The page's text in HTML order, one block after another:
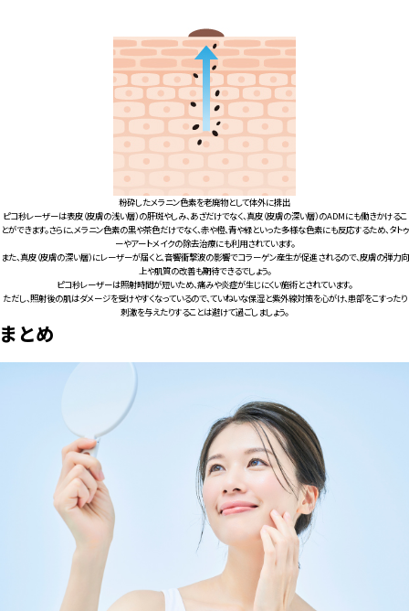
粉砕したメラニン色素を老廃物として体外に排出
ピコ秒レーザーは表皮（皮膚の浅い層）の肝斑やしみ、あざだけでなく、真皮（皮膚の深い層）のADMにも働きかけるこ
とができます。さらに、メラニン色素の黒や茶色だけでなく、赤や橙、青や緑といった多様な色素にも反応するため、タトゥ
ーやアートメイクの除去治療にも利用されています。
また、真皮（皮膚の深い層）にレーザーが届くと、音響衝撃波の影響でコラーゲン産生が促進されるので、皮膚の弾力向
上や肌質の改善も期待できるでしょう。
ピコ秒レーザーは照射時間が短いため、痛みや炎症が生じにくい施術とされています。
ただし、照射後の肌はダメージを受けやすくなっているので、ていねいな保湿と紫外線対策を心がけ、患部をこすったり
刺激を与えたりすることは避けて過ごしましょう。
まとめ